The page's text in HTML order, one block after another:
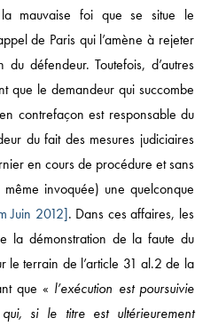
mauvaise foi que se situe le
de Paris qui l’amène à rejeter
du défendeur. Toutefois, d’autres
que le demandeur qui succombe
contrefaçon est responsable du
du fait des mesures judiciaires
en cours de procédure et sans
invoquée) une quelconque
Juin 2012]. Dans ces affaires, les
la démonstration de la faute du
le terrain de l’article 31 al.2 de la
que « l’exécution est poursuivie
si le titre est ultérieurement